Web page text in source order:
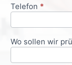
Telefon *
Wo sollen wir